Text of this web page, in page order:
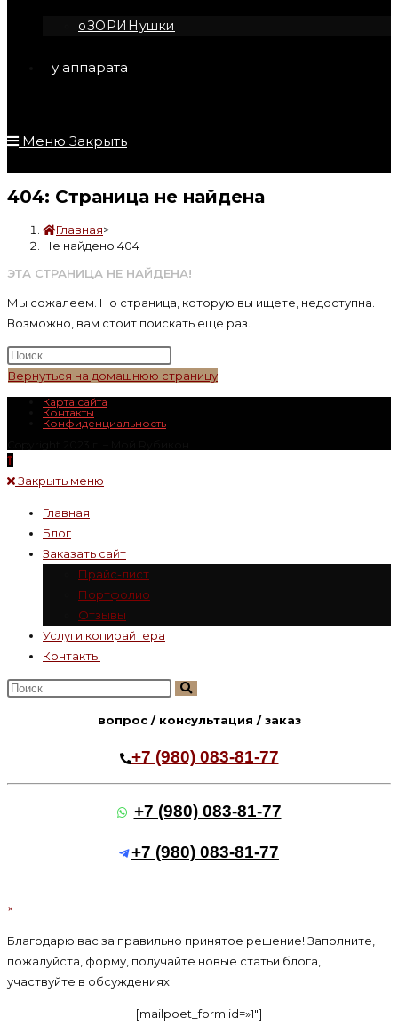
оЗОРИНушки
у аппарата
Меню Закрыть
404: Страница не найдена
Главная>
Не найдено 404
ЭТА СТРАНИЦА НЕ НАЙДЕНА!
Мы сожалеем. Но страница, которую вы ищете, недоступна.
Возможно, вам стоит поискать еще раз.
клавишу
Escape,
Вернуться на домашнюю страницу
Карта сайта
Контакты
Конфиденциальность
Закрыть меню
Главная
Блог
Заказать сайт
Прайс-лист
Портфолио
Отзывы
Услуги копирайтера
Контакты
Поиск
вопрос / консультация / заказ
+7 (980) 083-81-77
+7 (980) 083-81-77
+7 (980) 083-81-77
×
Благодарю вас за правильно принятое решение! Заполните,
пожалуйста, форму, получайте новые статьи блога,
участвуйте в обсуждениях.
[mailpoet_form id=»1″]